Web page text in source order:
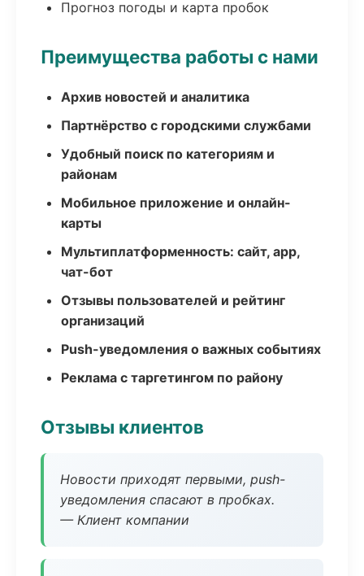
Прогноз погоды и карта пробок
Преимущества работы с нами
Архив новостей и аналитика
Партнёрство с городскими службами
Удобный поиск по категориям и
районам
Мобильное приложение и онлайн-
карты
Мультиплатформенность: сайт, app,
чат-бот
Отзывы пользователей и рейтинг
организаций
Push-уведомления о важных событиях
Реклама с таргетингом по району
Отзывы клиентов
Новости приходят первыми, push-
уведомления спасают в пробках.
— Клиент компании